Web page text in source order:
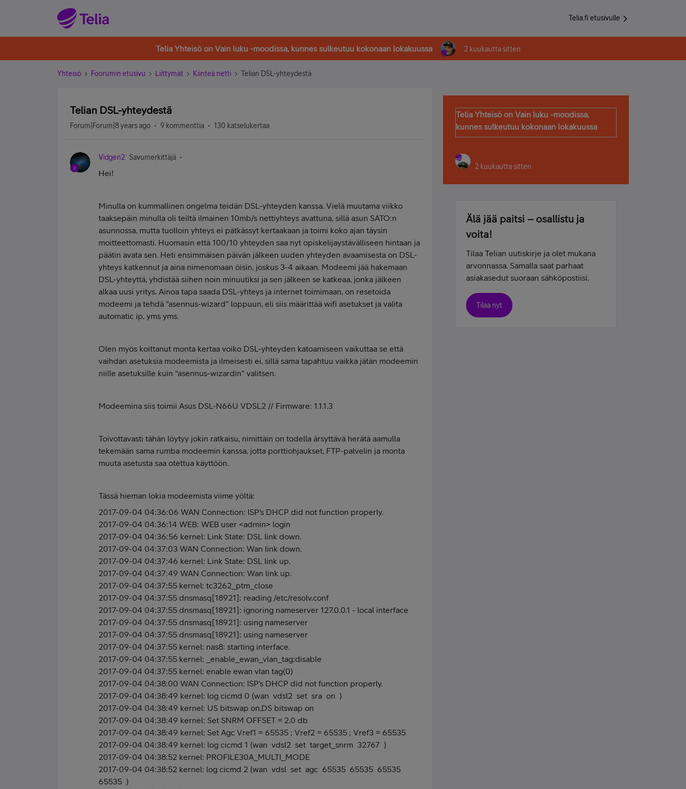
Telia.fi etusivulle
Telia Yhteisö on Vain luku -moodissa, kunnes sulkeutuu kokonaan lokakuussa 2 kuukautta sitten
Yhteisö Foorumin etusivu Liittymät Kiinteä netti Telian DSL-yhteydestä
Telian DSL-yhteydestä
Forum|Forum|8 years ago 9 kommenttia 130 katselukertaa
Vidgen2 Savumerkittäjä
Hei!
Minulla on kummallinen ongelma teidän DSL-yhteyden kanssa. Vielä muutama viikko
taaksepäin minulla oli teiltä ilmainen 10mb/s nettiyhteys avattuna, sillä asun SATO:n
asunnossa, mutta tuolloin yhteys ei pätkässyt kertaakaan ja toimi koko ajan täysin
moitteettomasti. Huomasin että 100/10 yhteyden saa nyt opiskelijaystävälliseen hintaan ja
päätin avata sen. Heti ensimmäisen päivän jälkeen uuden yhteyden avaamisesta on DSL-
yhteys katkennut ja aina nimenomaan öisin, joskus 3-4 aikaan. Modeemi jää hakemaan
DSL-yhteyttä, yhdistää siihen noin minuutiksi ja sen jälkeen se katkeaa, jonka jälkeen
alkaa uusi yritys. Ainoa tapa saada DSL-yhteys ja internet toimimaan, on resetoida
modeemi ja tehdä "asennus-wizard" loppuun, eli siis määrittää wifi asetukset ja valita
automatic ip, yms yms.
Olen myös koittanut monta kertaa voiko DSL-yhteyden katoamiseen vaikuttaa se että
vaihdan asetuksia modeemista ja ilmeisesti ei, sillä sama tapahtuu vaikka jätän modeemin
niille asetuksille kuin "asennus-wizardin" valitsen.
Modeemina siis toimii Asus DSL-N66U VDSL2 // Firmware: 1.1.1.3
Toivottavasti tähän löytyy jokin ratkaisu, nimittäin on todella ärsyttävä herätä aamulla
tekemään sama rumba modeemin kanssa, jotta porttiohjaukset, FTP-palvelin ja monta
muuta asetusta saa otettua käyttöön.
Tässä hieman lokia modeemista viime yöltä:
2017-09-04 04:36:06 WAN Connection: ISP's DHCP did not function properly.
2017-09-04 04:36:14 WEB: WEB user <admin> login
2017-09-04 04:36:56 kernel: Link State: DSL link down.
2017-09-04 04:37:03 WAN Connection: Wan link down.
2017-09-04 04:37:46 kernel: Link State: DSL link up.
2017-09-04 04:37:49 WAN Connection: Wan link up.
2017-09-04 04:37:55 kernel: tc3262_ptm_close
2017-09-04 04:37:55 dnsmasq[18921]: reading /etc/resolv.conf
2017-09-04 04:37:55 dnsmasq[18921]: ignoring nameserver 127.0.0.1 - local interface
2017-09-04 04:37:55 dnsmasq[18921]: using nameserver
2017-09-04 04:37:55 dnsmasq[18921]: using nameserver
2017-09-04 04:37:55 kernel: nas8: starting interface.
2017-09-04 04:37:55 kernel: _enable_ewan_vlan_tag:disable
2017-09-04 04:37:55 kernel: enable ewan vlan tag(0)
2017-09-04 04:38:00 WAN Connection: ISP's DHCP did not function properly.
2017-09-04 04:38:49 kernel: log cicmd 0 (wan vdsl2 set sra on )
2017-09-04 04:38:49 kernel: US bitswap on,DS bitswap on
2017-09-04 04:38:49 kernel: Set SNRM OFFSET = 2.0 db
2017-09-04 04:38:49 kernel: Set Agc Vref1 = 65535 ; Vref2 = 65535 ; Vref3 = 65535
2017-09-04 04:38:49 kernel: log cicmd 1 (wan vdsl2 set target_snrm 32767 )
2017-09-04 04:38:52 kernel: PROFILE30A_MULTI_MODE
2017-09-04 04:38:52 kernel: log cicmd 2 (wan vdsl set agc 65535 65535 65535
65535 )
Telia Yhteisö on Vain luku -moodissa,
kunnes sulkeutuu kokonaan lokakuussa
2 kuukautta sitten
Älä jää paitsi – osallistu ja
voita!
Tilaa Telian uutiskirje ja olet mukana
arvonnassa. Samalla saat parhaat
asiakasedut suoraan sähköpostiisi.
Tilaa nyt